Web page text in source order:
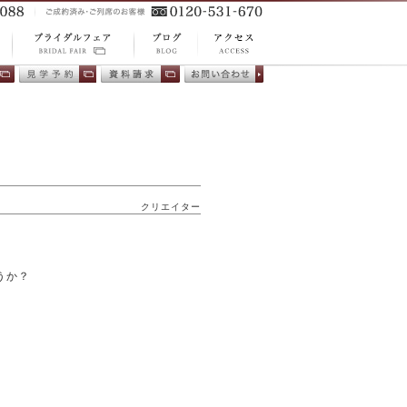
BRIDAL FAIR ブBLOG ACCESS
アクセス
クリエイター
か？